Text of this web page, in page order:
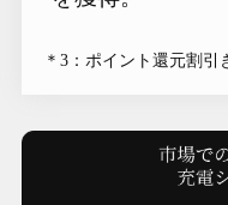
＊3：ポイント還元割引